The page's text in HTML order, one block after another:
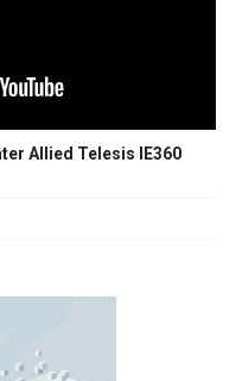
Allied Telesis IE360